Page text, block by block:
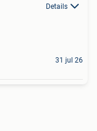
Details
31 jul 26